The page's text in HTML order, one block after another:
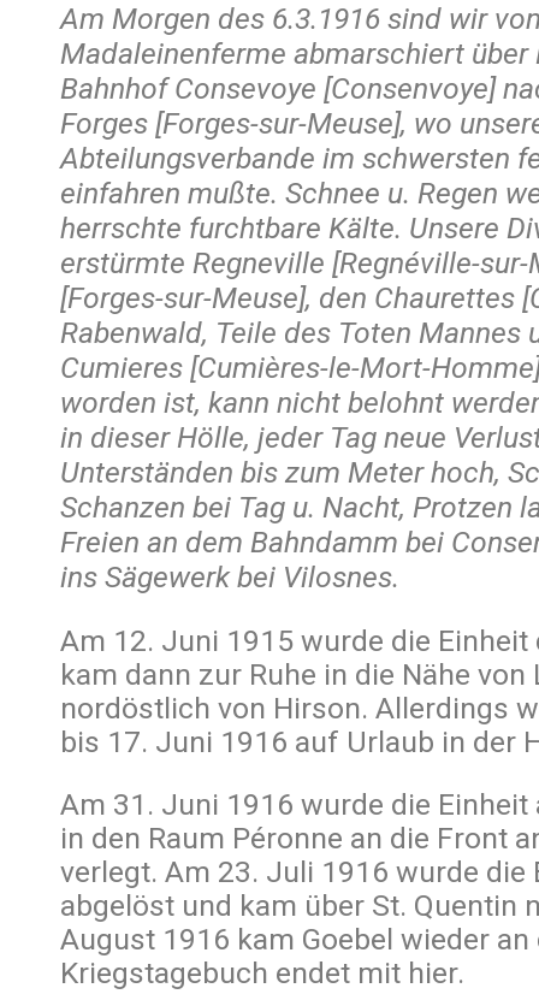
Am Morgen des 6.3.1916 sind wir
Madaleinenferme abmarschiert über
Bahnhof Consevoye [Consenvoye]
Forges [Forges-sur-Meuse], wo
Abteilungsverbande im schwersten
einfahren mußte. Schnee u. Regen
herrschte furchtbare Kälte. Unsere
erstürmte Regneville [Regnéville-sur-
[Forges-sur-Meuse], den Chaurettes
Rabenwald, Teile des Toten Mannes
Cumieres [Cumières-le-Mort-
worden ist, kann nicht belohnt
in dieser Hölle, jeder Tag neue
Unterständen bis zum Meter hoch,
Schanzen bei Tag u. Nacht, Protzen
Freien an dem Bahndamm bei
ins Sägewerk bei Vilosnes.
Am 12. Juni 1915 wurde die
kam dann zur Ruhe in die Nähe von
nordöstlich von Hirson. Allerdings
bis 17. Juni 1916 auf Urlaub in der
Am 31. Juni 1916 wurde die
in den Raum Péronne an die Front
verlegt. Am 23. Juli 1916 wurde die
abgelöst und kam über St. Quentin
August 1916 kam Goebel wieder an
Kriegstagebuch endet mit hier.